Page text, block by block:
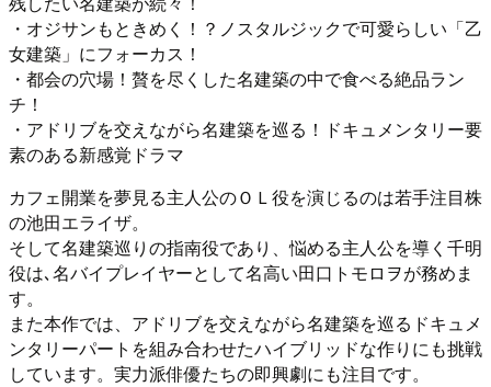
・オジサンもときめく！？ノスタルジックで可愛らしい「乙
女建築」にフォーカス！
・都会の穴場！贅を尽くした名建築の中で食べる絶品ラン
チ！
・アドリブを交えながら名建築を巡る！ドキュメンタリー要
素のある新感覚ドラマ
カフェ開業を夢見る主人公のＯＬ役を演じるのは若手注目株
の池田エライザ。
そして名建築巡りの指南役であり、悩める主人公を導く千明
役は､名バイプレイヤーとして名高い田口トモロヲが務めま
す。
また本作では、アドリブを交えながら名建築を巡るドキュメ
ンタリーパートを組み合わせたハイブリッドな作りにも挑戦
しています。実力派俳優たちの即興劇にも注目です。